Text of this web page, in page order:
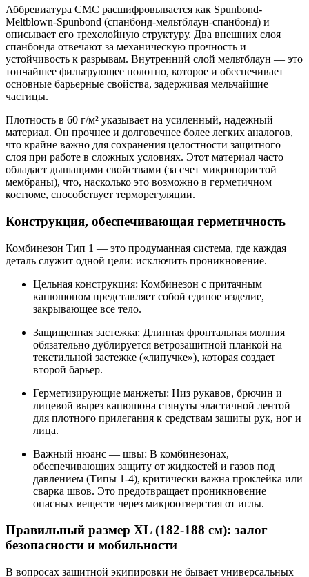
Аббревиатура СМС расшифровывается как Spunbond-
Meltblown-Spunbond (спанбонд-мельтблаун-спанбонд) и
описывает его трехслойную структуру. Два внешних слоя
спанбонда отвечают за механическую прочность и
устойчивость к разрывам. Внутренний слой мельтблаун — это
тончайшее фильтрующее полотно, которое и обеспечивает
основные барьерные свойства, задерживая мельчайшие
частицы.
Плотность в 60 г/м² указывает на усиленный, надежный
материал. Он прочнее и долговечнее более легких аналогов,
что крайне важно для сохранения целостности защитного
слоя при работе в сложных условиях. Этот материал часто
обладает дышащими свойствами (за счет микропористой
мембраны), что, насколько это возможно в герметичном
костюме, способствует терморегуляции.
Конструкция, обеспечивающая герметичность
Комбинезон Тип 1 — это продуманная система, где каждая
деталь служит одной цели: исключить проникновение.
Цельная конструкция: Комбинезон с притачным
капюшоном представляет собой единое изделие,
закрывающее все тело.
Защищенная застежка: Длинная фронтальная молния
обязательно дублируется ветрозащитной планкой на
текстильной застежке («липучке»), которая создает
второй барьер.
Герметизирующие манжеты: Низ рукавов, брючин и
лицевой вырез капюшона стянуты эластичной лентой
для плотного прилегания к средствам защиты рук, ног и
лица.
Важный нюанс — швы: В комбинезонах,
обеспечивающих защиту от жидкостей и газов под
давлением (Типы 1-4), критически важна проклейка или
сварка швов. Это предотвращает проникновение
опасных веществ через микроотверстия от иглы.
Правильный размер XL (182-188 см): залог
безопасности и мобильности
В вопросах защитной экипировки не бывает универсальных